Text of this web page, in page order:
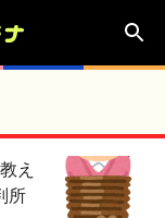
え
所